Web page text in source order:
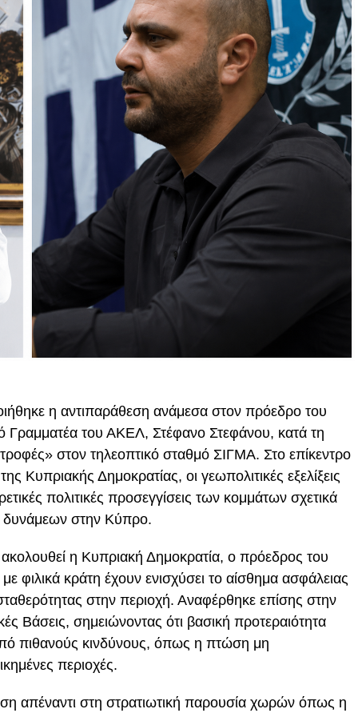
η αντιπαράθεση ανάμεσα στον πρόεδρο του
Γραμματέα του ΑΚΕΛ, Στέφανο Στεφάνου, κατά τη
στον τηλεοπτικό σταθμό ΣΙΓΜΑ. Στο επίκεντρο
Κυπριακής Δημοκρατίας, οι γεωπολιτικές εξελίξεις
πολιτικές προσεγγίσεις των κομμάτων σχετικά
δυνάμεων στην Κύπρο.
η Κυπριακή Δημοκρατία, ο πρόεδρος του
φιλικά κράτη έχουν ενισχύσει το αίσθημα ασφάλειας
στην περιοχή. Αναφέρθηκε επίσης στην
Βάσεις, σημειώνοντας ότι βασική προτεραιότητα
πιθανούς κινδύνους, όπως η πτώση μη
περιοχές.
απέναντι στη στρατιωτική παρουσία χωρών όπως η